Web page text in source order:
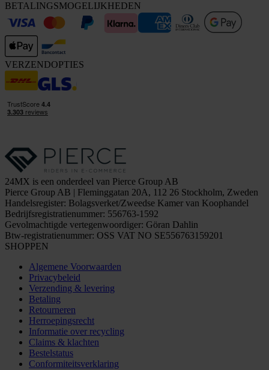
BETALINGSMOGELIJKHEDEN
VERZENDOPTIES
24MX is een onderdeel van Pierce Group AB
Pierce Group AB | Fleminggatan 20A, 112 26 Stockholm, Zweden
Handelsregister: Bolagsverket/Zweedse Kamer van Koophandel
Bedrijfsregistratienummer: 556763-1592
Gevolmachtigde vertegenwoordiger: Göran Dahlin
Btw-registratienummer: OSS VAT NO SE556763159201
SHOPPEN
Algemene Voorwaarden
Privacybeleid
Verzending & levering
Betaling
Retourneren
Herroepingsrecht
Informatie over recycling
Claims & klachten
Bestelstatus
Conformiteitsverklaring